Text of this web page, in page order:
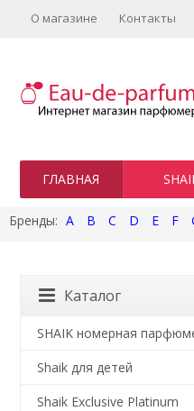
О магазине Контакты
ГЛАВНАЯ
A B C D E F
Каталог
SHAIK номерная
Shaik для детей
Shaik Exclusive Platinum